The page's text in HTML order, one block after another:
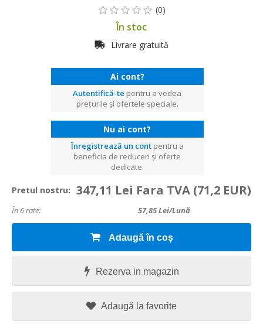
În stoc
Livrare gratuită
Ai cont?
Autentifică-te pentru a vedea
prețurile și ofertele speciale.
Nu ai cont?
Înregistrează un contpentru a
beneficia de reduceri și oferte
dedicate.
Pretul nostru: 347,11 Lei Fara TVA (71,2 EUR)
În 6 rate: 57,85Lei/lună
Adaugă în coș
Rezerva in magazin
Adaugă la favorite